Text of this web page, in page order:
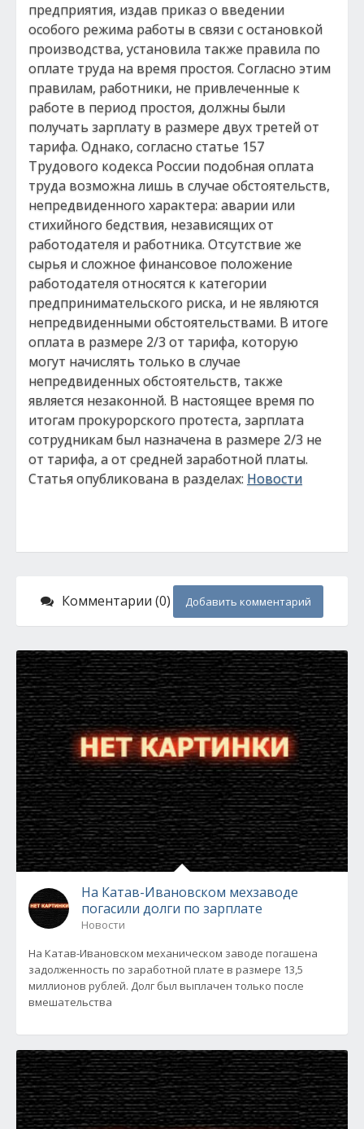
предприятия, издав приказ о введении
особого режима работы в связи с остановкой
производства, установила также правила по
оплате труда на время простоя. Согласно этим
правилам, работники, не привлеченные к
работе в период простоя, должны были
получать зарплату в размере двух третей от
тарифа. Однако, согласно статье 157
Трудового кодекса России подобная оплата
труда возможна лишь в случае обстоятельств,
непредвиденного характера: аварии или
стихийного бедствия, независящих от
работодателя и работника. Отсутствие же
сырья и сложное финансовое положение
работодателя относятся к категории
предпринимательского риска, и не являются
непредвиденными обстоятельствами. В итоге
оплата в размере 2/3 от тарифа, которую
могут начислять только в случае
непредвиденных обстоятельств, также
является незаконной. В настоящее время по
итогам прокурорского протеста, зарплата
сотрудникам был назначена в размере 2/3 не
от тарифа, а от средней заработной платы.
Статья опубликована в разделах: Новости
Комментарии (0) Добавить комментарий
На Катав-Ивановском мехзаводе
погасили долги по зарплате
Новости
На Катав-Ивановском механическом заводе погашена
задолженность по заработной плате в размере 13,5
миллионов рублей. Долг был выплачен только после
вмешательства